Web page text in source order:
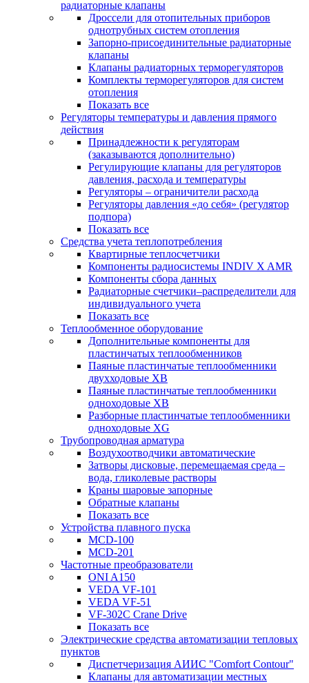
радиаторные клапаны
Дроссели для отопительных приборов
однотрубных систем отопления
Запорно-присоединительные радиаторные
клапаны
Клапаны радиаторных терморегуляторов
Комплекты терморегуляторов для систем
отопления
Показать все
Регуляторы температуры и давления прямого
действия
Принадлежности к регуляторам
(заказываются дополнительно)
Регулирующие клапаны для регуляторов
давления, расхода и температуры
Регуляторы – ограничители расхода
Регуляторы давления «до себя» (регулятор
подпора)
Показать все
Средства учета теплопотребления
Квартирные теплосчетчики
Компоненты радиосистемы INDIV X AMR
Компоненты сбора данных
Радиаторные счетчики–распределители для
индивидуального учета
Показать все
Теплообменное оборудование
Дополнительные компоненты для
пластинчатых теплообменников
Паяные пластинчатые теплообменники
двухходовые XB
Паяные пластинчатые теплообменники
одноходовые ХВ
Разборные пластинчатые теплообменники
одноходовые ХG
Трубопроводная арматура
Воздухоотводчики автоматические
Затворы дисковые, перемещаемая среда –
вода, гликолевые растворы
Краны шаровые запорные
Обратные клапаны
Показать все
Устройства плавного пуска
MCD-100
MCD-201
Частотные преобразователи
ONI A150
VEDA VF-101
VEDA VF-51
VF-302C Crane Drive
Показать все
Электрические средства автоматизации тепловых
пунктов
Диспетчеризация АИИС "Comfort Contour"
Клапаны для автоматизации местных